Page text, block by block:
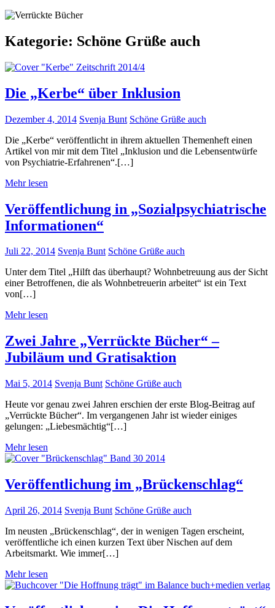
Kategorie: Schöne Grüße auch
Die „Kerbe“ über Inklusion
Dezember 4, 2014 Svenja Bunt Schöne Grüße auch
Die „Kerbe“ veröffentlicht in ihrem aktuellen Themenheft einen
Artikel von mir mit dem Titel „Inklusion und die Lebensentwürfe
von Psychiatrie-Erfahrenen“.[…]
Mehr lesen
Veröffentlichung in „Sozialpsychiatrische
Informationen“
Juli 22, 2014 Svenja Bunt Schöne Grüße auch
Unter dem Titel „Hilft das überhaupt? Wohnbetreuung aus der Sicht
einer Betroffenen, die als Wohnbetreuerin arbeitet“ ist ein Text
von[…]
Mehr lesen
Zwei Jahre „Verrückte Bücher“ –
Jubiläum und Gratisaktion
Mai 5, 2014 Svenja Bunt Schöne Grüße auch
Heute vor genau zwei Jahren erschien der erste Blog-Beitrag auf
„Verrückte Bücher“. Im vergangenen Jahr ist wieder einiges
gelungen: „Liebesmächtig“[…]
Mehr lesen
Veröffentlichung im „Brückenschlag“
April 26, 2014 Svenja Bunt Schöne Grüße auch
Im neusten „Brückenschlag“, der in wenigen Tagen erscheint,
veröffentliche ich einen kurzen Text über Nischen auf dem
Arbeitsmarkt. Wie immer[…]
Mehr lesen